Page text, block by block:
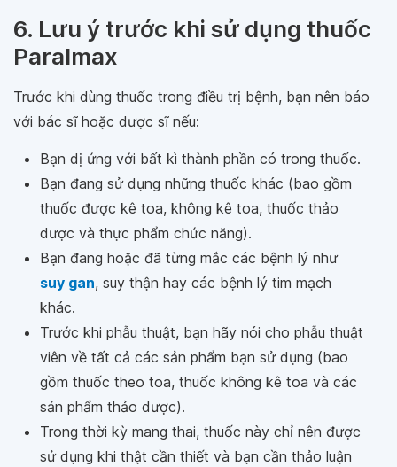
6. Lưu ý trước khi sử dụng thuốc
Paralmax
Trước khi dùng thuốc trong điều trị bệnh, bạn nên báo
với bác sĩ hoặc dược sĩ nếu:
Bạn dị ứng với bất kì thành phần có trong thuốc.
Bạn đang sử dụng những thuốc khác (bao gồm
thuốc được kê toa, không kê toa, thuốc thảo
dược và thực phẩm chức năng).
Bạn đang hoặc đã từng mắc các bệnh lý như
suy gan, suy thận hay các bệnh lý tim mạch
khác.
Trước khi phẫu thuật, bạn hãy nói cho phẫu thuật
viên về tất cả các sản phẩm bạn sử dụng (bao
gồm thuốc theo toa, thuốc không kê toa và các
sản phẩm thảo dược).
Trong thời kỳ mang thai, thuốc này chỉ nên được
sử dụng khi thật cần thiết và bạn cần thảo luận